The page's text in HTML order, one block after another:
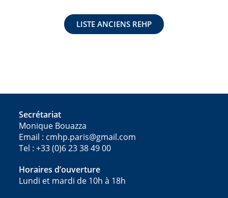
LISTE ANCIENS REHP
Secrétariat
Monique Bouazza
Email : cmhp.paris@gmail.com
Tel : +33 (0)6 23 38 49 00
Horaires d’ouverture
Lundi et mardi de 10h à 18h